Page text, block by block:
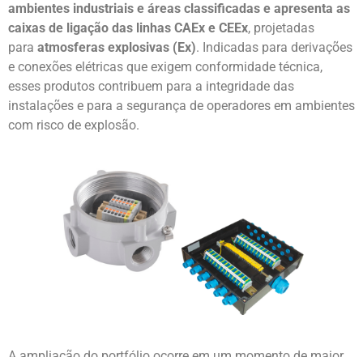
ambientes industriais e áreas classificadas e apresenta as
caixas de ligação das linhas CAEx e CEEx, projetadas
para atmosferas explosivas (Ex). Indicadas para derivações
e conexões elétricas que exigem conformidade técnica,
esses produtos contribuem para a integridade das
instalações e para a segurança de operadores em ambientes
com risco de explosão.